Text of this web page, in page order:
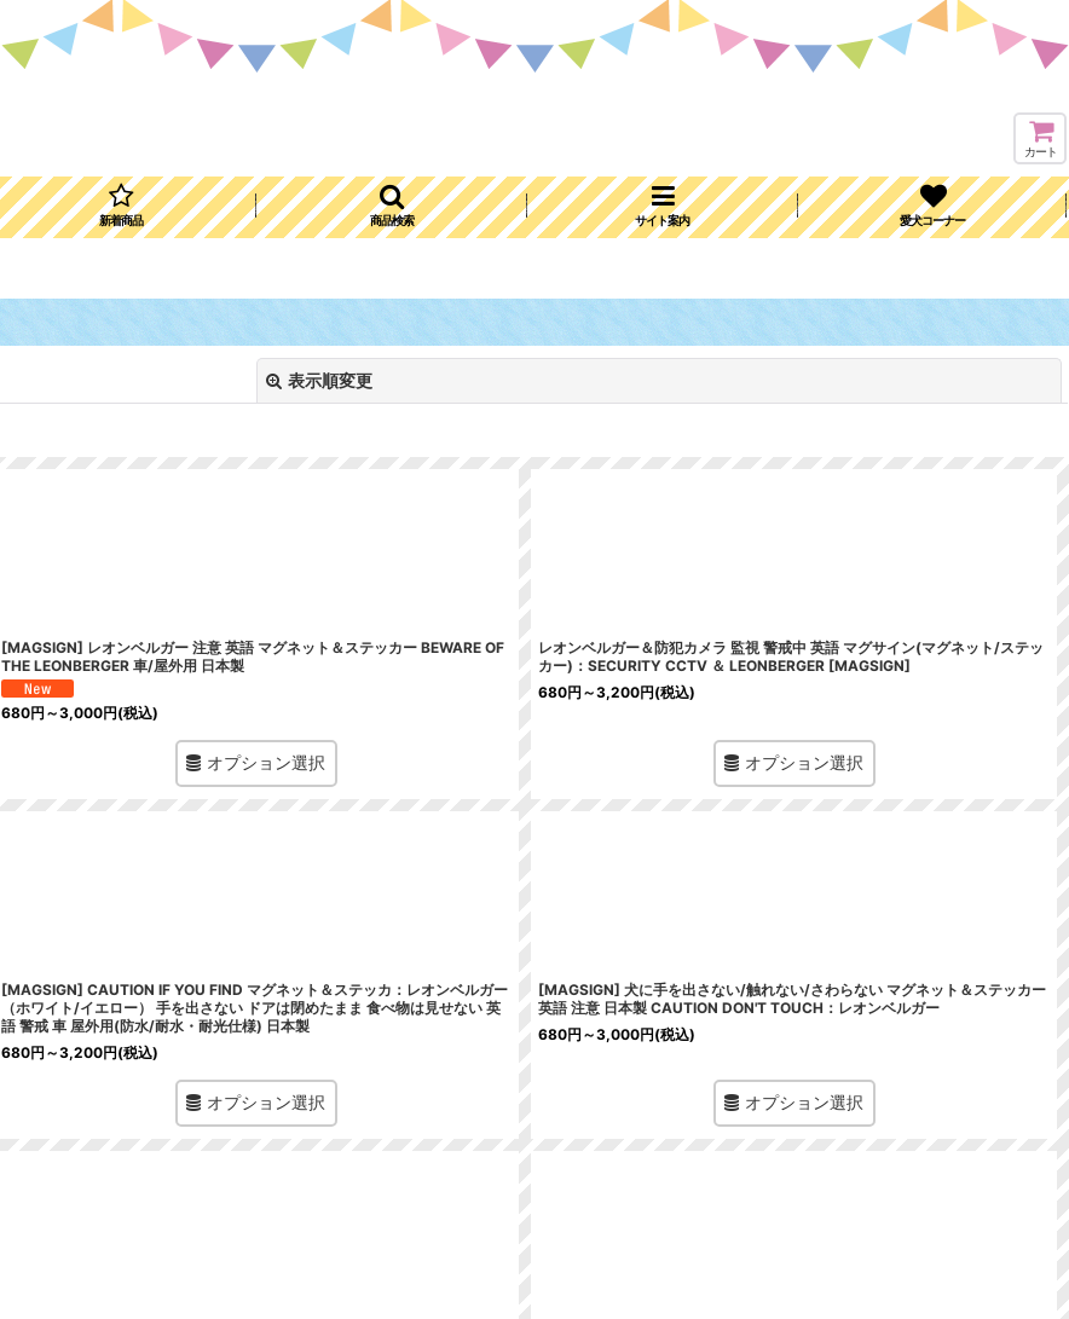
カート
新着商品 商品検索 サイト案内 愛犬コーナー
表示順変更
[MAGSIGN] レオンベルガー 注意 英語 マグネット＆ステッカー BEWARE OF
THE LEONBERGER 車/屋外用 日本製
680円 ～3,000円(税込)
オプション選択
レオンベルガー＆防犯カメラ 監視 警戒中 英語 マグサイン(マグネット/ステッ
カー)：SECURITY CCTV ＆ LEONBERGER [MAGSIGN]
680円 ～3,200円(税込)
オプション選択
[MAGSIGN] CAUTION IF YOU FIND マグネット＆ステッカ：レオンベルガー
（ホワイト/イエロー） 手を出さない ドアは閉めたまま 食べ物は見せない 英
語 警戒 車 屋外用(防水/耐水・耐光仕様) 日本製
680円 ～3,200円(税込)
オプション選択
[MAGSIGN] 犬に手を出さない/触れない/さわらない マグネット＆ステッカー
英語 注意 日本製 CAUTION DON'T TOUCH：レオンベルガー
680円 ～3,000円(税込)
オプション選択